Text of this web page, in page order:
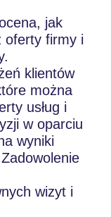
jak
oferty firmy i
klientów
można
usług i
w oparciu
wyniki
wizyt i